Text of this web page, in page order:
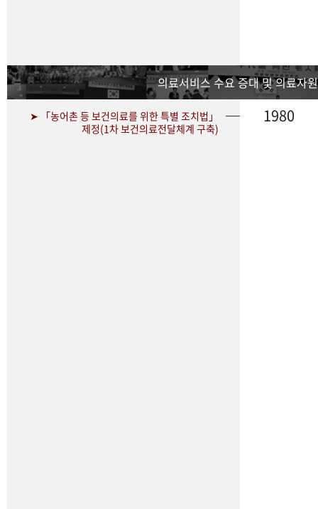
의료서비스 수요 증대 및 의료자
➤ 「농어촌 등 보건의료를 위한 특별 조치법」
제정(1차 보건의료전달체계 구축)
1980